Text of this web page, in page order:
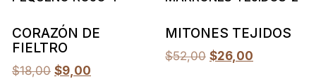
CORAZÓN DE
FIELTRO
$18,00 $9,00
MITONES TEJIDOS
$52,00 $26,00